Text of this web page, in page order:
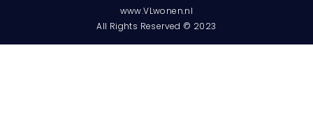
www.VLwonen.nl
All Rights Reserved © 2023